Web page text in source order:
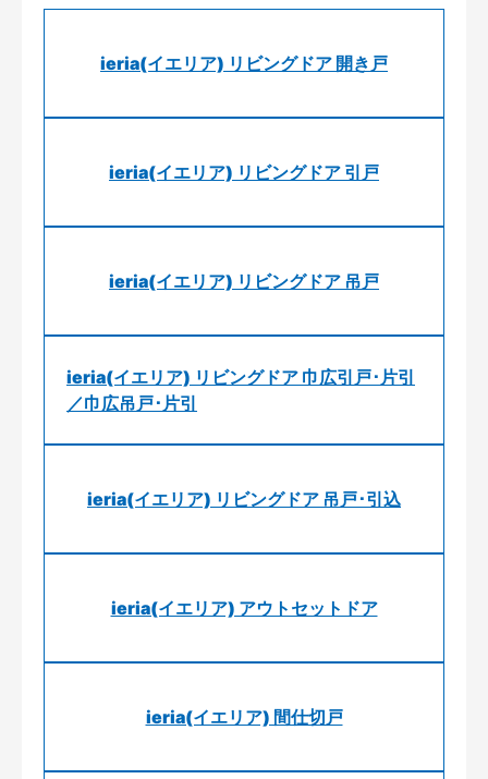
ieria(イエリア) リビングドア 開き戸
ieria(イエリア) リビングドア 引戸
ieria(イエリア) リビングドア 吊戸
ieria(イエリア) リビングドア 巾広引戸･片引
／巾広吊戸･片引
ieria(イエリア) リビングドア 吊戸･引込
ieria(イエリア) アウトセットドア
ieria(イエリア) 間仕切戸